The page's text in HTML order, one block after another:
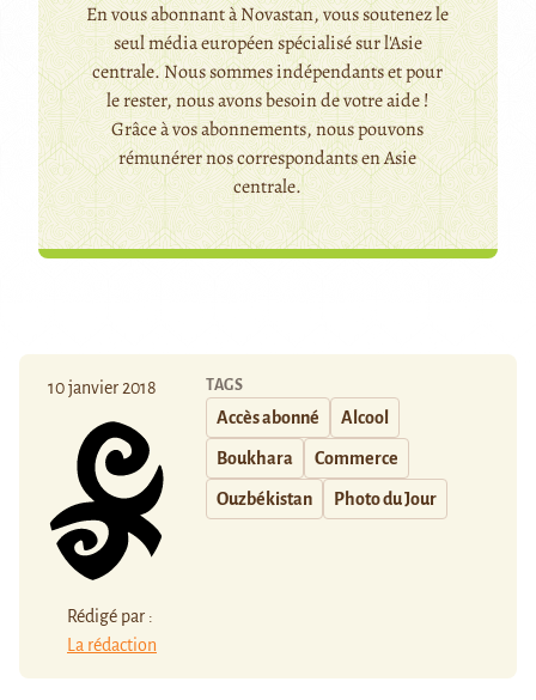
En vous abonnant à Novastan, vous soutenez le
seul média européen spécialisé sur l'Asie
centrale. Nous sommes indépendants et pour
le rester, nous avons besoin de votre aide !
Grâce à vos abonnements, nous pouvons
rémunérer nos correspondants en Asie
centrale.
10 janvier 2018
Rédigé par :
La rédaction
TAGS
Accès abonné Alcool
Boukhara Commerce
Ouzbékistan Photo du Jour